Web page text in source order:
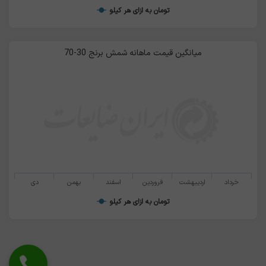
دیگر موارد استفاده از این آلیاژ می باشد.
تومان به ازای هر کیلو
میانگین قیمت ماهانه شمش برنج 30-70
تومان به ازای هر کیلو
دی بهمن اسفند فروردین اردیبهشت خرداد